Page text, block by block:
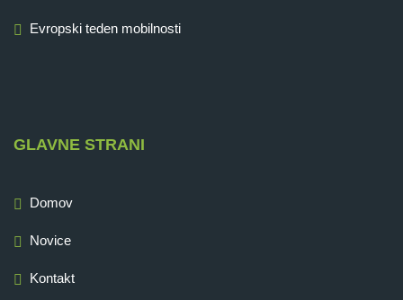
Evropski teden mobilnosti
GLAVNE STRANI
Domov
Novice
Kontakt